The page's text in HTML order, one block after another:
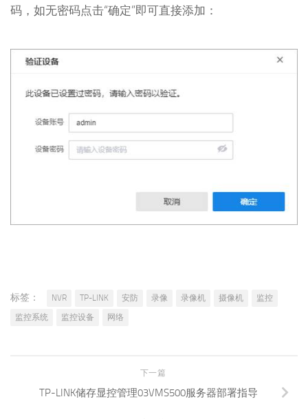
码，如无密码点击“确定”即可直接添加：
标签： NVR TP-LINK 安防 录像 录像机 摄像机
监控
监控系统
监控设备 网络
下一篇
TP-LINK储存显控管理03VMS500服务器部署指导